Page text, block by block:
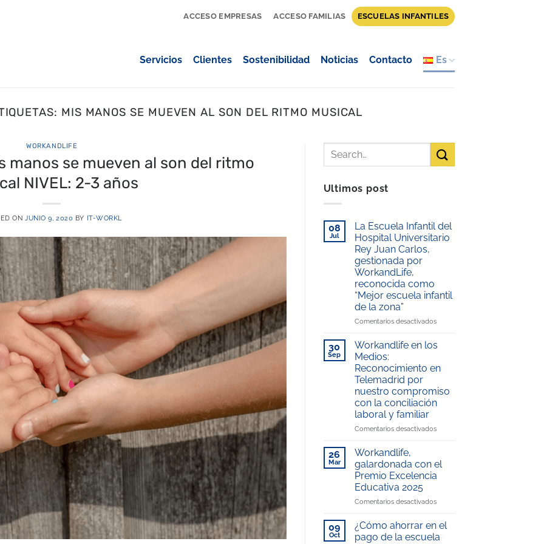
ACCESO EMPRESAS ACCESO FAMILIAS ESCUELAS INFANTILES
Servicios Clientes Sostenibilidad Noticias Contacto Es
MIS MANOS SE MUEVEN AL SON DEL RITMO MUSICAL
WORKANDLIFE
manos se mueven al son del ritmo
NIVEL: 2-3 años
ON JUNIO 9, 2020 BY IT-WORKL
Ultimos post
08
Jul
La Escuela Infantil del
Hospital Universitario
Rey Juan Carlos,
gestionada por
WorkandLife,
reconocida como
“Mejor escuela infantil
de la zona”
Comentarios desactivadosen
Infantil
Hospital
Rey
Juan
por
como
“Mejor
de
zona”
30
Sep
Workandlife en los
Medios:
Reconocimiento en
Telemadrid por
nuestro compromiso
con la conciliación
laboral y familiar
Comentarios desactivadosen
los
Medios:
Reconocimiento
Telemadrid
nuestro
compromiso
con
26
Mar
Workandlife,
galardonada con el
Premio Excelencia
Educativa 2025
Comentarios desactivadosen
galardonada
con
el
09
Oct
¿Cómo ahorrar en el
pago de la escuela